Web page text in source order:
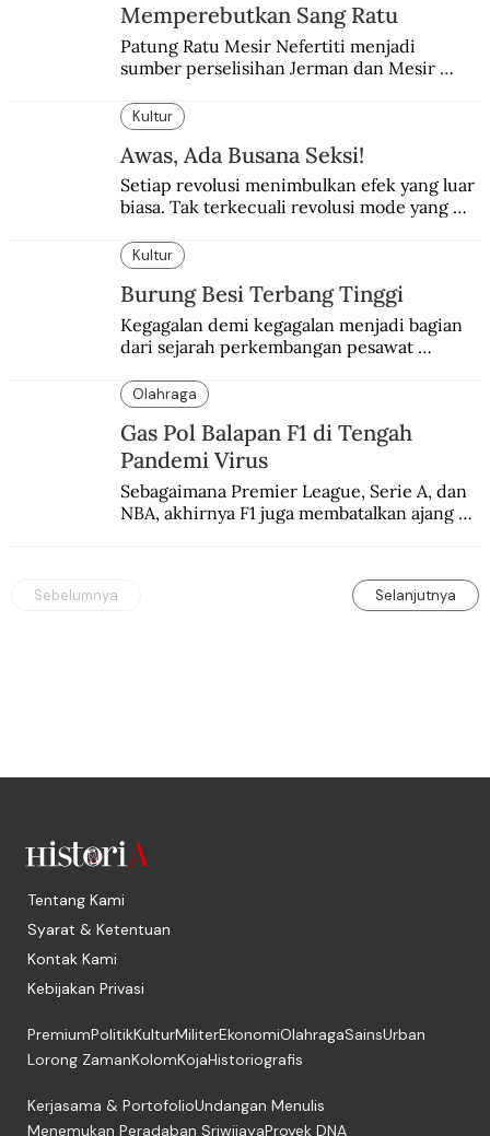
Memperebutkan Sang Ratu
Patung Ratu Mesir Nefertiti menjadi
sumber perselisihan Jerman dan Mesir
Kultur
Awas, Ada Busana Seksi!
Setiap revolusi menimbulkan efek yang luar
biasa. Tak terkecuali revolusi mode yang
Kultur
Burung Besi Terbang Tinggi
Kegagalan demi kegagalan menjadi bagian
dari sejarah perkembangan pesawat
Olahraga
Gas Pol Balapan F1 di Tengah
Pandemi Virus
Sebagaimana Premier League, Serie A, dan
NBA, akhirnya F1 juga membatalkan ajang
Sebelumnya Selanjutnya
Tentang Kami
Syarat & Ketentuan
Kontak Kami
Kebijakan Privasi
PremiumPolitikKulturMiliterEkonomiOlahragaSainsUrban
Lorong ZamanKolomKojaHistoriografis
Kerjasama & PortofolioUndangan Menulis
Menemukan Peradaban SriwijayaProyek DNA